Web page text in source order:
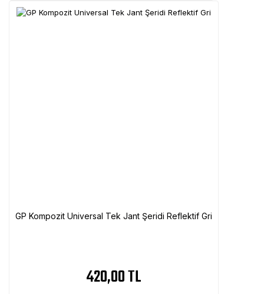
GP Kompozit Universal Tek Jant Şeridi Reflektif Gri
420,00 TL